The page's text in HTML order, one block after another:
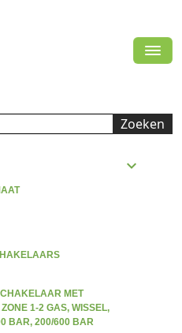
Zoeken
expand_more
MET
1-2 GAS, WISSEL,
BAR, 200/600 BAR